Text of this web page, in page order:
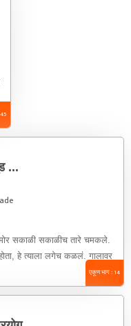
...
सकाळी सकाळीच तारे चमकले.
हे त्याला लगेच कळलं. गालावर
एकूण भाग : 14